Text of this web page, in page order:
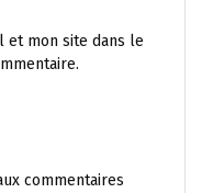
et mon site dans le
commentaires